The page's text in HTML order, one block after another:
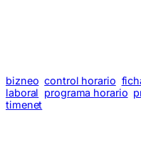
bizneo control horario
laboral programa horario
timenet